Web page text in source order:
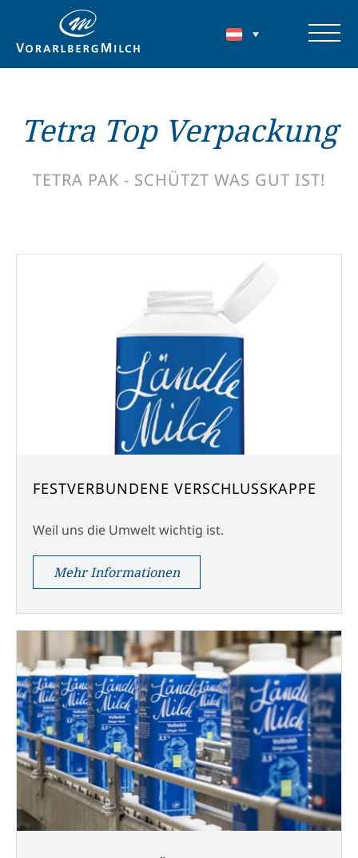
Tetra Top Verpackung
TETRA PAK - SCHÜTZT WAS GUT IST!
FESTVERBUNDENE VERSCHLUSSKAPPE
Weil uns die Umwelt wichtig ist.
Mehr Informationen